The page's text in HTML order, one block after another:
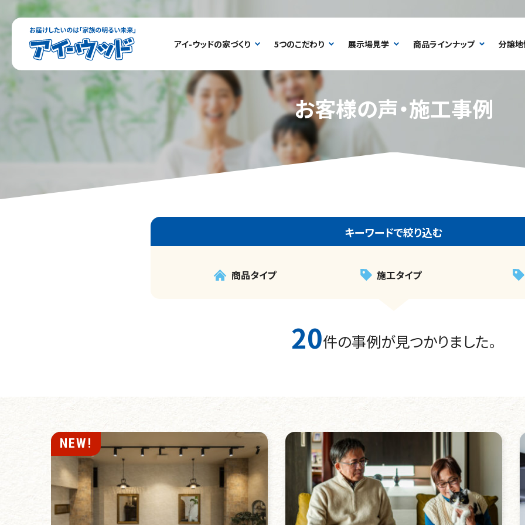
ア
イ-
ウ
アイ-ウッドの家づくり 5つのこだわり 展示場見学 商品ラインナップ 分譲
お客様の声・施工事例
キーワードで絞り込む
商品タイプ 施工タイプ
20件の事例が見つかりました。
NEW!